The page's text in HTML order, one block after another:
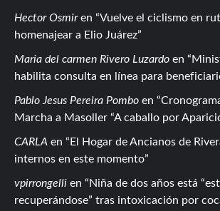
Hector Osmiren
Vuelve el ciclismo en
homenajear a Elio Juárez
Maria del carmen Rivero Luzardo en
habilita consulta en línea para
Pablo Jesus Pereira Pombo en
Marcha a Masoller “A caballo por
CARLA en
El Hogar de Ancianos de
internos en este momento
vpirrongelli en
Niña de dos años está
recuperándose” tras intoxicación por